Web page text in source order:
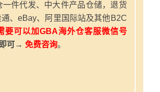
件代发、中大件产品仓储，退货
、eBay、阿里国际站及其他B2C
要可以加GBA海外仓客服微信号
可→ 免费咨询。